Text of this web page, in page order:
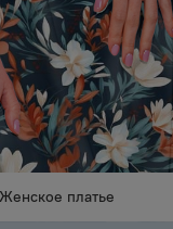
Женское платье